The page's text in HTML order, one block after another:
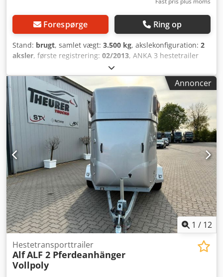
pleje som frisk maling og velplejede træ- og
metaldele.Forespørge Ring op
Stand: brugt, samlet vægt: 3.500 kg, akslekonfiguration: 2
aksler, første registrering: 02/2013, ANKA 3 hestetrailer
med beboelse, bruser Totalvægt: 3.500 kg
Aluminiumsbund, 2 senge, fuldt udstyret beboelse,
siddegruppe, med bruser, køleskab, mikroovn, håndvask,
udstillingsvindue, elektrisk varme. Crsdpfx Ajzcixyscdjf
Forbehold for fejl og ændringer. * Netto salg muligt. *
Attraktiv leasingmulighed tilgængelig. Placering og
besigtigelse af vores køretøjer: STX HORSETRUCKS
GERMANY Hamburgerstrasse 65 23816 Leezen Salg og
service af alle fabrikater inden for hestetransportere og
trailere. Aftal venligst tid på forhånd med Richard Theurer
eller Andreas Theurer.
Annoncer
1 / 12
Hestetransporttrailer
AlfALF 2 Pferdeanhänger
Vollpoly